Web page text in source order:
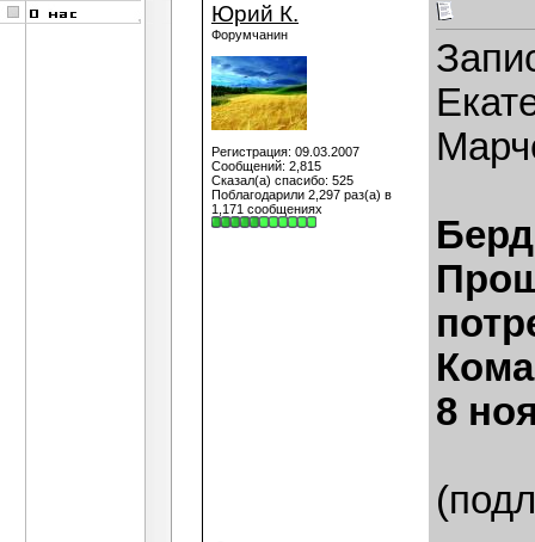
Юрий К.
Форумчанин
Регистрация: 09.03.2007
Сообщений: 2,815
Сказал(а) спасибо: 525
Поблагодарили 2,297 раз(а) в
1,171 сообщениях
8